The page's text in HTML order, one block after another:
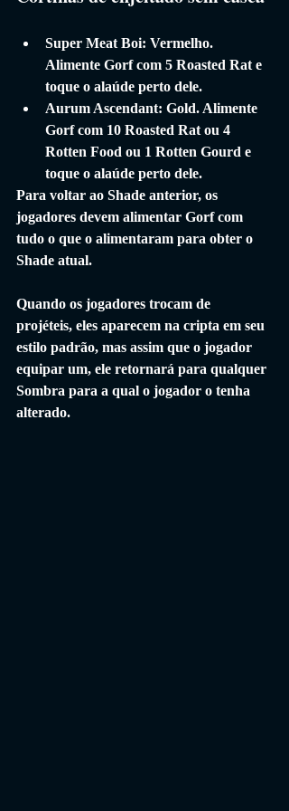
Super Meat Boi: Vermelho.
Alimente Gorf com 5 Roasted Rat e
toque o alaúde perto dele.
Aurum Ascendant: Gold. Alimente
Gorf com 10 Roasted Rat ou 4
Rotten Food ou 1 Rotten Gourd e
toque o alaúde perto dele.
Para voltar ao Shade anterior, os
jogadores devem alimentar Gorf com
tudo o que o alimentaram para obter o
Shade atual.
Quando os jogadores trocam de
projéteis, eles aparecem na cripta em seu
estilo padrão, mas assim que o jogador
equipar um, ele retornará para qualquer
Sombra para a qual o jogador o tenha
alterado.